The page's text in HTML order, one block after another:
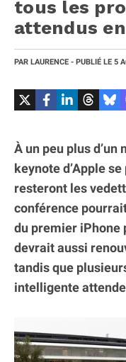
tous les
attendus
PAR LAURENCE - PUBLIÉ LE 5
À un peu plus
keynote d’Apple
resteront les
conférence
du premier iPhone
devrait aussi
tandis que
intelligente